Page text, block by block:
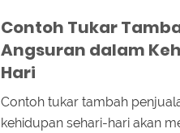
Contoh Tukar
Angsuran dalam
Hari
Contoh tukar tambah
kehidupan sehari-hari akan